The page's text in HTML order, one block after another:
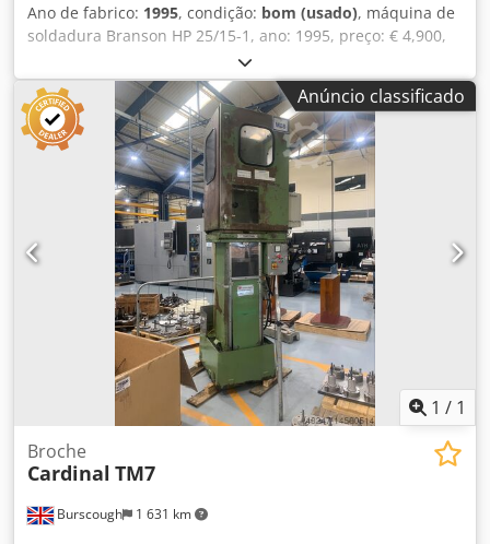
Ano de fabrico: 1995, condição: bom (usado), máquina de
soldadura Branson HP 25/15-1, ano: 1995, preço: € 4,900,
contato: Sr. Rainer Eckerle Dedpfx Aedzngfskqokr
Anúncio classificado
1 / 1
Burscough 1 631 km
Broche
Cardinal TM7